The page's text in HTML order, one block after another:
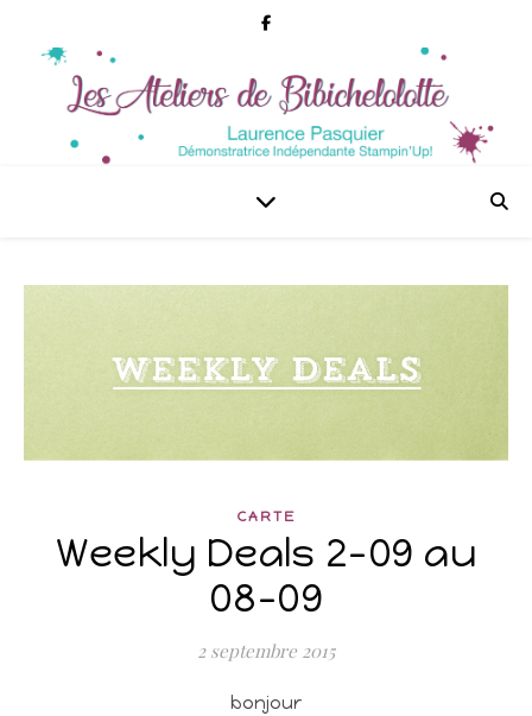
CARTE
Weekly Deals 2-09 au
08-09
2 septembre 2015
bonjour